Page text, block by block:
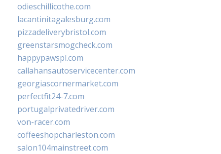
odieschillicothe.com
lacantinitagalesburg.com
pizzadeliverybristol.com
greenstarsmogcheck.com
happypawspl.com
callahansautoservicecenter.com
georgiascornermarket.com
perfectfit24-7.com
portugalprivatedriver.com
von-racer.com
coffeeshopcharleston.com
salon104mainstreet.com